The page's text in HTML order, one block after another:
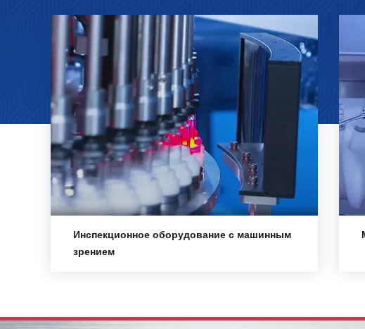
Инспекционное оборудование с машинным
зрением